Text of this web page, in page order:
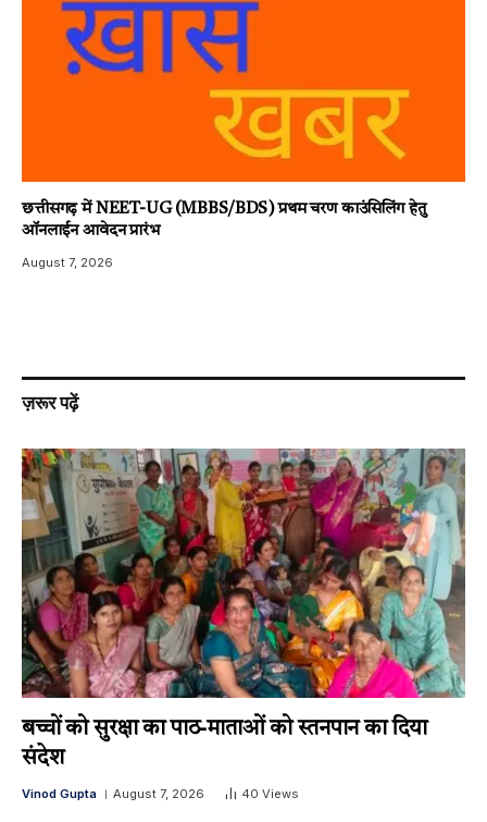
छत्तीसगढ़ में NEET-UG (MBBS/BDS) प्रथम चरण काउंसिलिंग हेतु
ऑनलाईन आवेदन प्रारंभ
August 7, 2026
ज़रूर पढ़ें
बच्चों को सुरक्षा का पाठ-माताओं को स्तनपान का दिया
संदेश
Vinod Gupta August 7, 2026 40 Views